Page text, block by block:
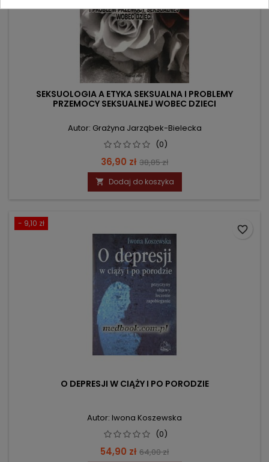
SEKSUOLOGIA A ETYKA SEKSUALNA I PROBLEMY
PRZEMOCY SEKSUALNEJ WOBEC DZIECI
Autor: Grażyna Jarząbek-Bielecka
(0)
Cena
36,90 zł Cena
podstawowa
38,85 zł
 Dodaj do koszyka
- 9,10 zł
O DEPRESJI W CIĄŻY I PO PORODZIE
Autor: Iwona Koszewska
(0)
Cena
54,90 zł Cena
64,00 zł
favorite_border